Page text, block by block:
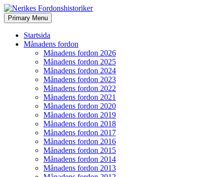
Nerikes Fordonshistoriker
Search
Primary Menu Skip
to
Startsida
Månadens fordon
Månadens fordon 2026
Månadens fordon 2025
Månadens fordon 2024
Månadens fordon 2023
Månadens fordon 2022
Månadens fordon 2021
Månadens fordon 2020
Månadens fordon 2019
Månadens fordon 2018
Månadens fordon 2017
Månadens fordon 2016
Månadens fordon 2015
Månadens fordon 2014
Månadens fordon 2013